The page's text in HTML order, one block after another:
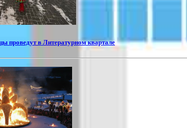
в Литературном квартале